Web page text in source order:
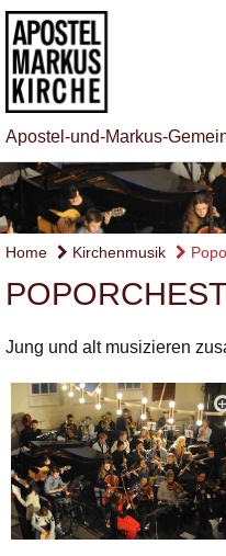
Apostel-und-Markus-
Home Kirchenmusik
Jung und alt musizieren